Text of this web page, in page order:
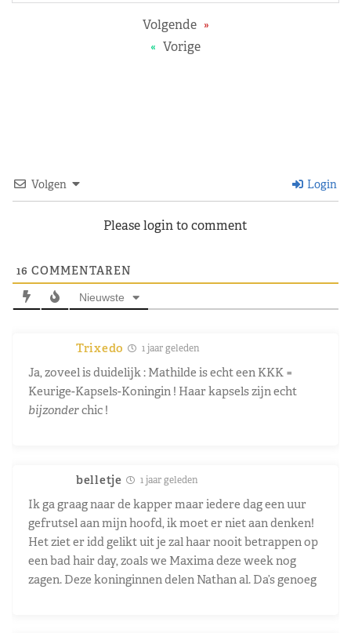
Volgende »
« Vorige
Volgen Login
Please login to comment
16 COMMENTAREN
Nieuwste
Trixedo 1 jaar geleden
Ja, zoveel is duidelijk : Mathilde is echt een KKK =
Keurige-Kapsels-Koningin ! Haar kapsels zijn echt
bijzonderchic !
belletje 1 jaar geleden
Ik ga graag naar de kapper maar iedere dag een uur
gefrutsel aan mijn hoofd, ik moet er niet aan denken!
Het ziet er idd gelikt uit je zal haar nooit betrappen op
een bad hair day, zoals we Maxima deze week nog
zagen. Deze koninginnen delen Nathan al. Da’s genoeg